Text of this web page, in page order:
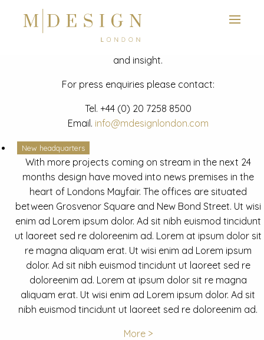
News
Latest mdesign development project and advisory news
and insight.
For press enquiries please contact:
Tel. +44 (0) 20 7258 8500
Email. info@mdesignlondon.com
New headquarters
With more projects coming on stream in the next 24
months design have moved into news premises in the
heart of Londons Mayfair. The offices are situated
between Grosvenor Square and New Bond Street. Ut wisi
enim ad Lorem ipsum dolor. Ad sit nibh euismod tincidunt
ut laoreet sed re doloreenim ad. Lorem at ipsum dolor sit
re magna aliquam erat. Ut wisi enim ad Lorem ipsum
dolor. Ad sit nibh euismod tincidunt ut laoreet sed re
doloreenim ad. Lorem at ipsum dolor sit re magna
aliquam erat. Ut wisi enim ad Lorem ipsum dolor. Ad sit
nibh euismod tincidunt ut laoreet sed re doloreenim ad.
More >